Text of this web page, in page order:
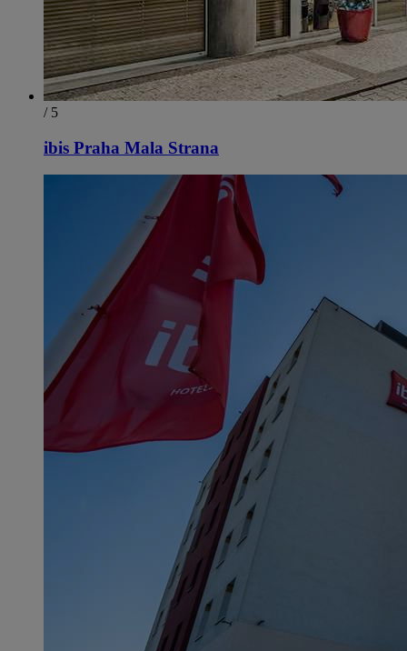
/ 5
ibis Praha Mala Strana